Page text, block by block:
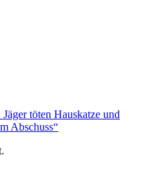
töten Hauskatze und
Abschuss“